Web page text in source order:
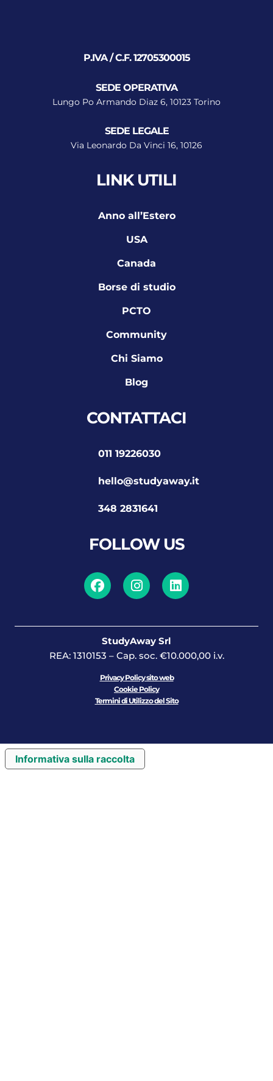
P.IVA / C.F. 12705300015
SEDE OPERATIVA
Lungo Po Armando Diaz 6, 10123 Torino
SEDE LEGALE
Via Leonardo Da Vinci 16, 10126
LINK UTILI
Anno all’Estero
USA
Canada
Borse di studio
PCTO
Community
Chi Siamo
Blog
CONTATTACI
011 19226030
hello@studyaway.it
348 2831641
FOLLOW US
StudyAway Srl
REA: 1310153 – Cap. soc. €10.000,00 i.v.
Privacy Policy sito web
Cookie Policy
Termini di Utilizzo del Sito
Informativa sulla raccolta